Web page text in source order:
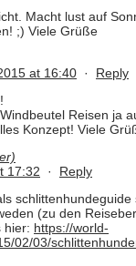
Macht lust auf
;) Viele Grüße
at 16:40 · Reply
Reisen ja
Konzept! Viele
17:32 · Reply
(zu den
hier: https://world-
02/03/